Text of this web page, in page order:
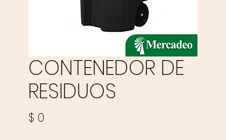
CONTENEDOR DE
RESIDUOS
$ 0